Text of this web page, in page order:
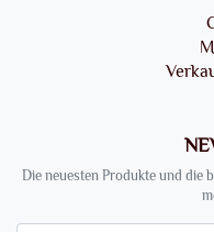
Die neuesten Produkte und die